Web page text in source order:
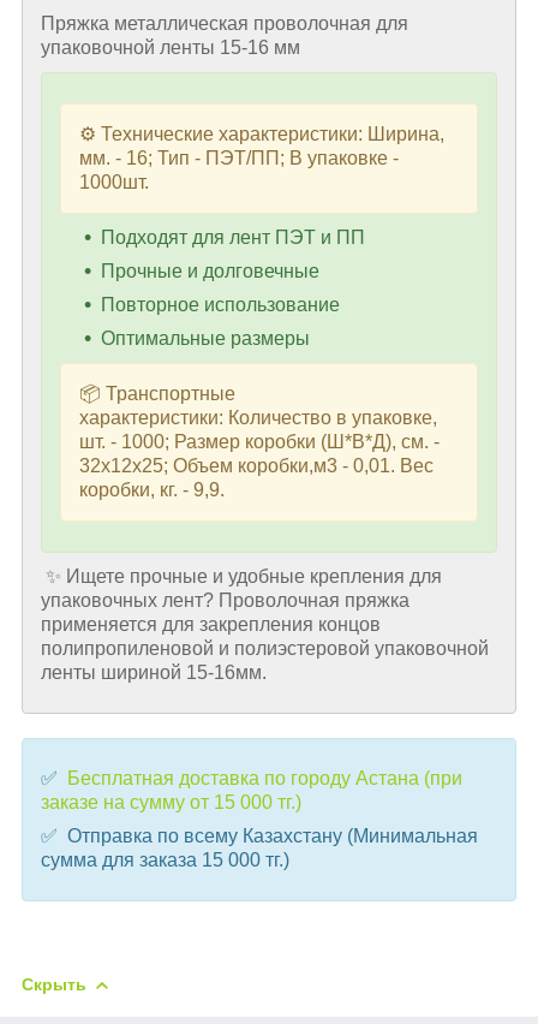
Пряжка металлическая проволочная для
упаковочной ленты 15-16 мм
⚙️ Технические характеристики: Ширина,
мм. - 16; Тип - ПЭТ/ПП; В упаковке -
1000шт.
Подходят для лент ПЭТ и ПП
Прочные и долговечные
Повторное использование
Оптимальные размеры
📦 Транспортные
характеристики: Количество в упаковке,
шт. - 1000; Размер коробки (Ш*В*Д), см. -
32х12х25; Объем коробки,м3 - 0,01. Вес
коробки, кг. - 9,9.
✨ Ищете прочные и удобные крепления для
упаковочных лент? Проволочная пряжка
применяется для закрепления концов
полипропиленовой и полиэстеровой упаковочной
ленты шириной 15-16мм.
✅
Бесплатная доставка по городу Астана (при
заказе на сумму от 15 000 тг.)
✅ Отправка по всему Казахстану (Минимальная
сумма для заказа 15 000 тг.)
Скрыть